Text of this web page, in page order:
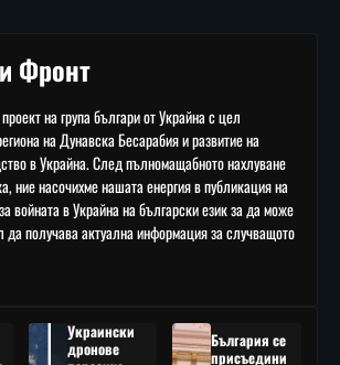
Фронт
на група българи от Украйна с цел
на Дунавска Бесарабия и развитие на
в Украйна. След пълномащабното нахлуване
ние насочихме нашата енергия в публикация на
войната в Украйна на български език за да може
да получава актуална информация за случващото
Украински
дронове
България се
присъедини